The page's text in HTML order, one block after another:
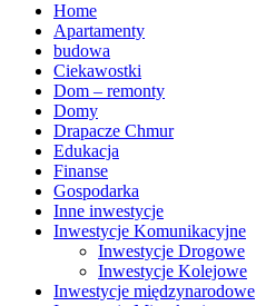
Home
Apartamenty
budowa
Ciekawostki
Dom – remonty
Domy
Drapacze Chmur
Edukacja
Finanse
Gospodarka
Inne inwestycje
Inwestycje Komunikacyjne
Inwestycje Drogowe
Inwestycje Kolejowe
Inwestycje międzynarodowe